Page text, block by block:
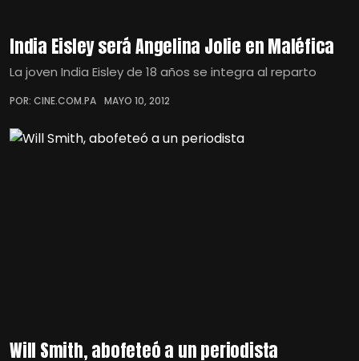
India Eisley será Angelina Jolie en Maléfica
La joven India Eisley de 18 años se integra al reparto
POR: CINE.COM.PA MAYO 10, 2012
Will Smith, abofeteó a un periodista